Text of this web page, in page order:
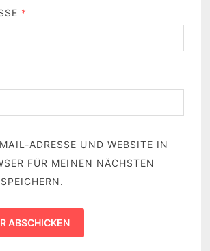
*
ADRESSE UND WEBSITE IN
FÜR MEINEN NÄCHSTEN